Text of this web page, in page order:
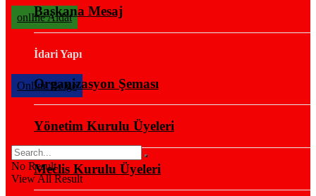
onlIne Aidat
OnlIne Belge
No Result
View All Result
Başkana Mesaj
İdari Yapı
Organizasyon Şeması
Yönetim Kurulu Üyeleri
Meclis Kurulu Üyeleri